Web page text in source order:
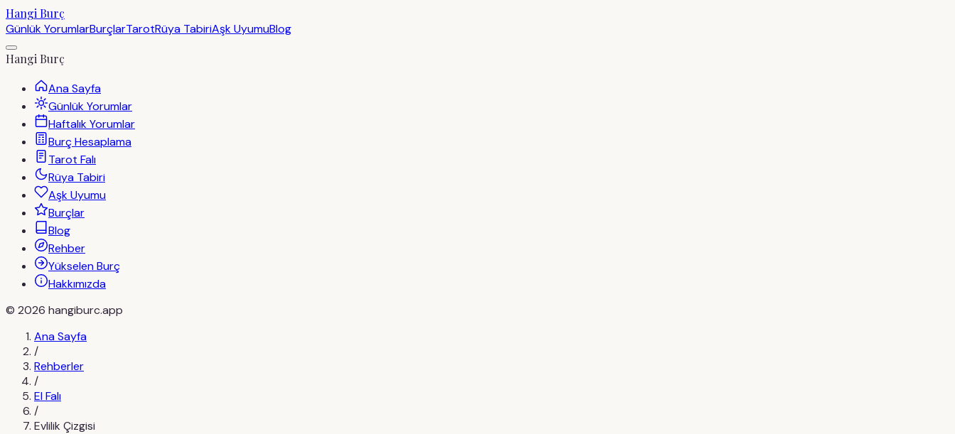
Hangi Burç
Günlük YorumlarBurçlarTarotRüya TabiriAşk UyumuBlog
Hangi Burç
Ana Sayfa
Günlük Yorumlar
Haftalık Yorumlar
Burç Hesaplama
Tarot Falı
Rüya Tabiri
Aşk Uyumu
Burçlar
Blog
Rehber
Yükselen Burç
Hakkımızda
© 2026 hangiburc.app
Ana Sayfa
/
Rehberler
/
El Falı
/
Evlilik Çizgisi